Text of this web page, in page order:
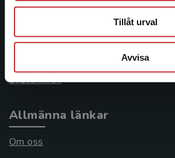
Tillåt urval
Avvisa
046-31 21 00
Frågor och svar
Systemkrav
Allmänna länkar
Om oss